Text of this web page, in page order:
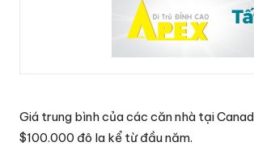
Giá trung bình của các căn nhà tại
$100.000 đô la kể từ đầu năm.